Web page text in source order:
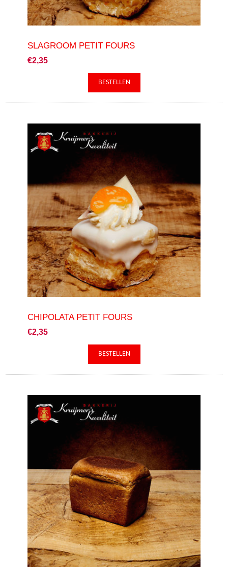
SLAGROOM PETIT FOURS
€2,35
CHIPOLATA PETIT FOURS
€2,35